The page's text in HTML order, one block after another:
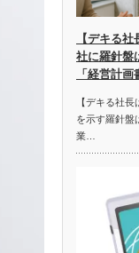
【デキる
社に羅針盤
「経営計
【デキる社
を示す羅針盤
業…